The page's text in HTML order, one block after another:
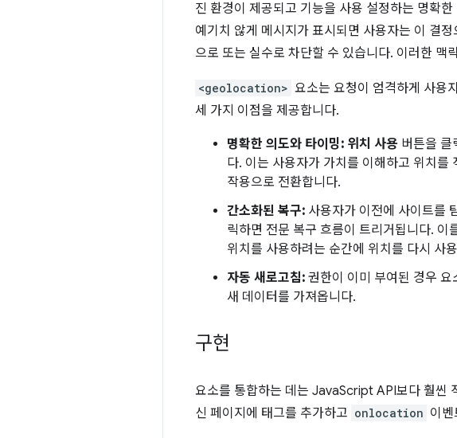
진 환경이 제공되고 기능을 사용 설정하는 명확
예기치 않게 메시지가 표시되면 사용자는 이 결
으로 또는 실수로 차단할 수 있습니다. 이러한 맥
<geolocation> 요소는 요청이 엄격하게 사용
세 가지 이점을 제공합니다.
명확한 의도와 타이밍: 위치 사용 버튼을 클
다. 이는 사용자가 가치를 이해하고 위치
작용으로 전환합니다.
간소화된 복구: 사용자가 이전에 사이트를
릭하면 전문 복구 흐름이 트리거됩니다.
위치를 사용하려는 순간에 위치를 다시 사
자동 새로고침: 권한이 이미 부여된 경우
새 데이터를 가져옵니다.
구현
요소를 통합하는 데는 JavaScript API보다 훨씬
신 페이지에 태그를 추가하고 onlocation 이